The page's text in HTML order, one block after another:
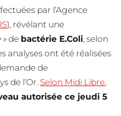
par l’Agence
), révélant une
» de bactérie E.Coli, selon
analyses ont été réalisées
de
de l’Or. Selon Midi Libre,
autorisée ce jeudi 5